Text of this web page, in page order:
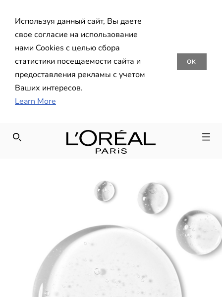
Используя данный сайт, Вы даете
свое согласие на использование
нами Cookies с целью сбора
статистики посещаемости сайта и
предоставления рекламы с учетом
Ваших интересов.
Learn More
OK
SEARCH THIS SITE